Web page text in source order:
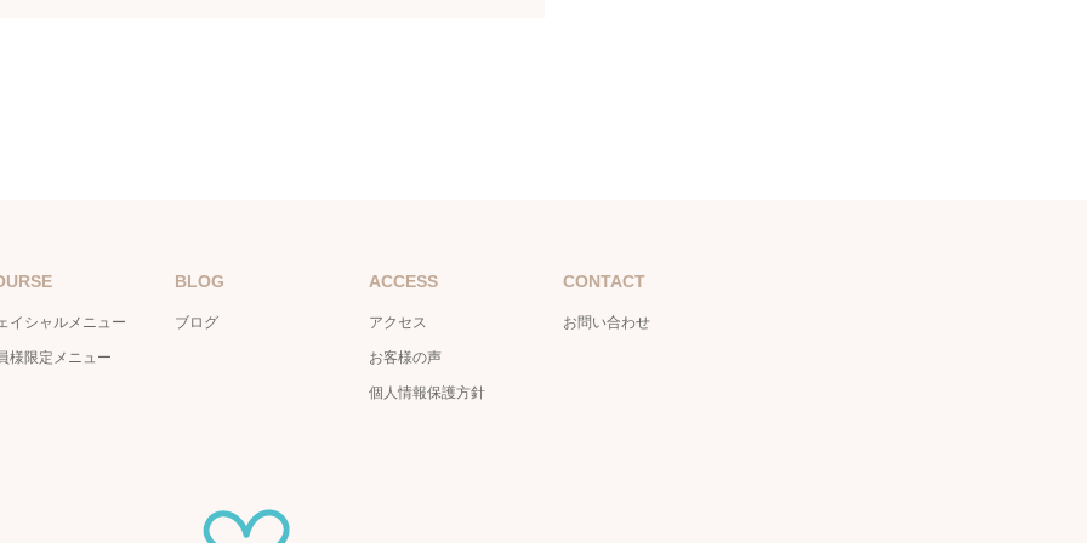
イシャルメニュー
様限定メニュー
BLOG
ブログ
ACCESS
アクセス
お客様の声
個人情報保護方針
CONTACT
お問い合わせ